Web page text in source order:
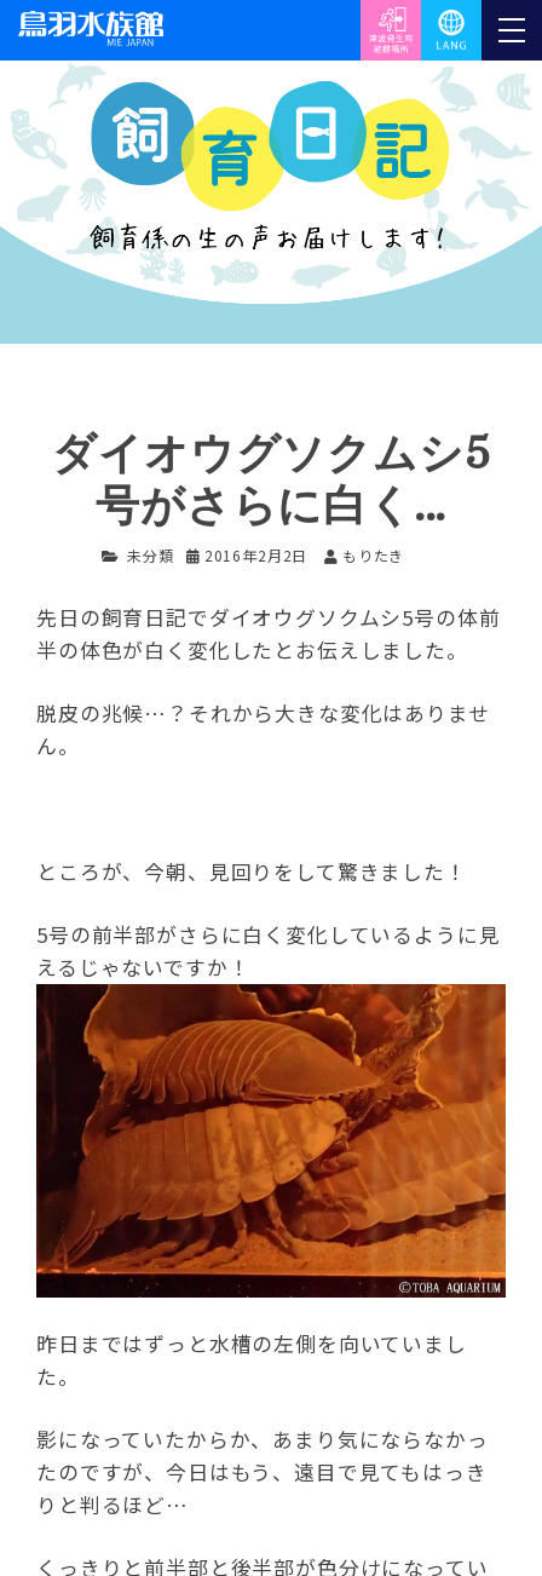
ダイオウグソクムシ5
号がさらに白く…
未分類 2016年2月2日 もりたき
先日の飼育日記でダイオウグソクムシ5号の体前
半の体色が白く変化したとお伝えしました。
脱皮の兆候…？それから大きな変化はありませ
ん。
ところが、今朝、見回りをして驚きました！
5号の前半部がさらに白く変化しているように見
えるじゃないですか！
昨日まではずっと水槽の左側を向いていまし
た。
影になっていたからか、あまり気にならなかっ
たのですが、今日はもう、遠目で見てもはっき
りと判るほど…
くっきりと前半部と後半部が色分けになってい